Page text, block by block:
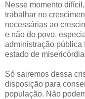
Nesse momento
trabalhar no
necessárias ao
e não do povo,
administração pública
estado de
Só sairemos dessa
disposição para
população. Não